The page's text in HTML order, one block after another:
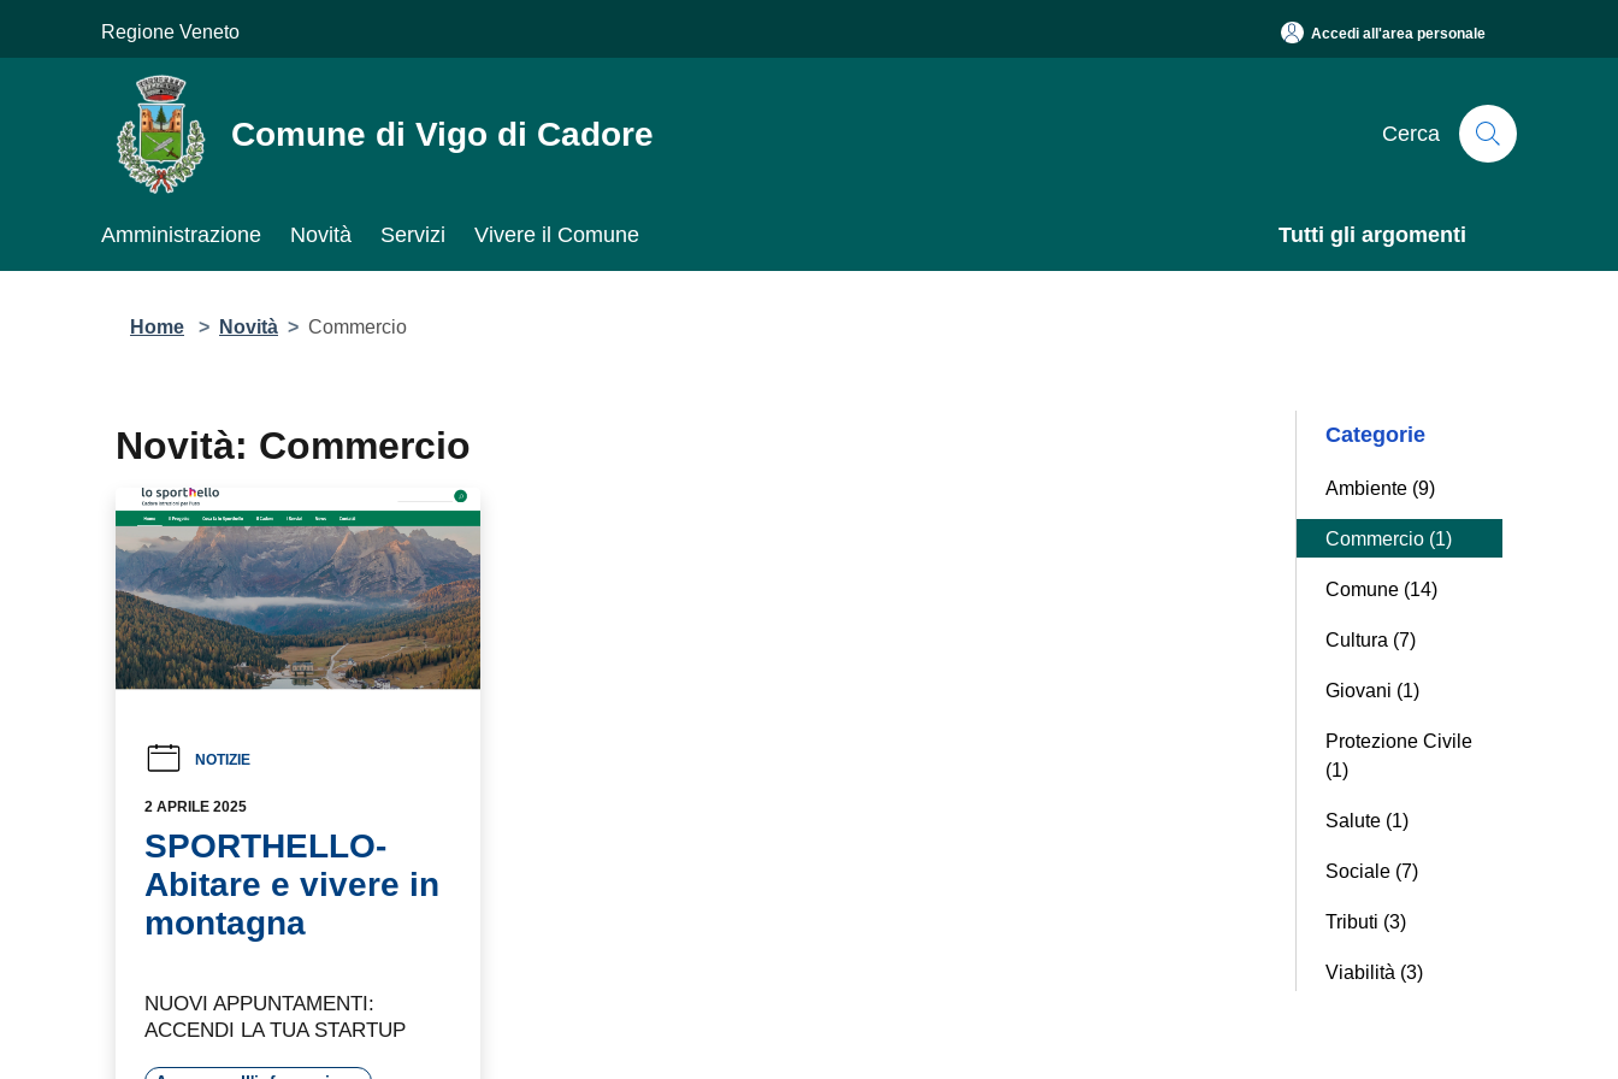
Regione Veneto Accedi all'area personale
Comune di Vigo di Cadore Cerca
Amministrazione Novità Servizi Vivere il Comune Tutti gli argomenti
Home > Novità > Commercio
Novità: Commercio
NOTIZIE
2 APRILE 2025
SPORTHELLO-
Abitare e vivere in
montagna
NUOVI APPUNTAMENTI: ACCENDI
LA TUA STARTUP
Categorie
Ambiente (9)
Commercio (1)
Comune (14)
Cultura (7)
Giovani (1)
Protezione Civile
(1)
Salute (1)
Sociale (7)
Tributi (3)
Viabilità (3)